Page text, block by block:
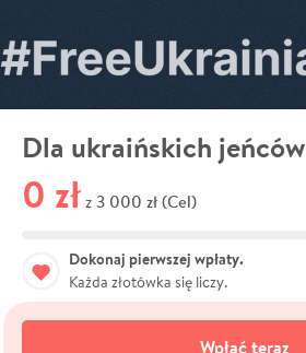
Dla ukraińskich jeńców
0 zł z 3 000 zł (Cel)
Dokonaj pierwszej wpłaty.
Każda złotówka się liczy.
Wpłać teraz